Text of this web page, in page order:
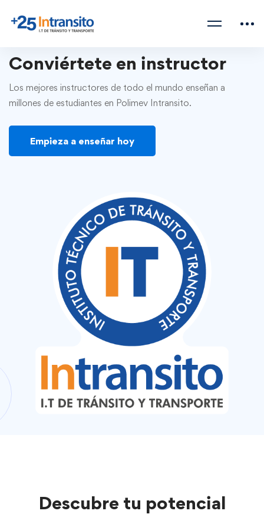
Conviértete en instructor
Los mejores instructores de todo el mundo enseñan a
millones de estudiantes en Polimev Intransito.
Empieza a enseñar hoy
Descubre tu potencial